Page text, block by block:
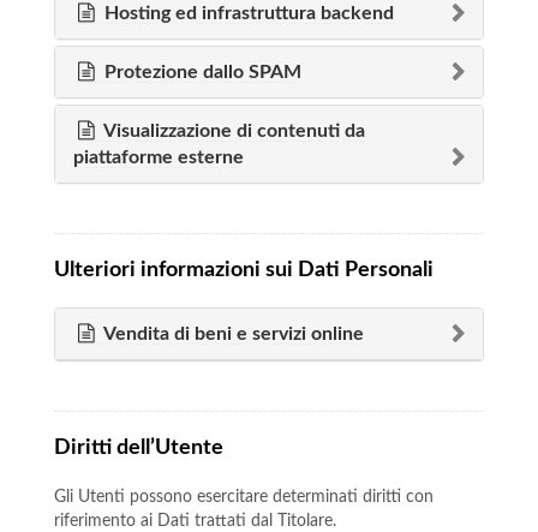
Hosting ed infrastruttura backend
Protezione dallo SPAM
Visualizzazione di contenuti da
piattaforme esterne
Ulteriori informazioni sui Dati Personali
Vendita di beni e servizi online
Diritti dell’Utente
Gli Utenti possono esercitare determinati diritti con
riferimento ai Dati trattati dal Titolare.